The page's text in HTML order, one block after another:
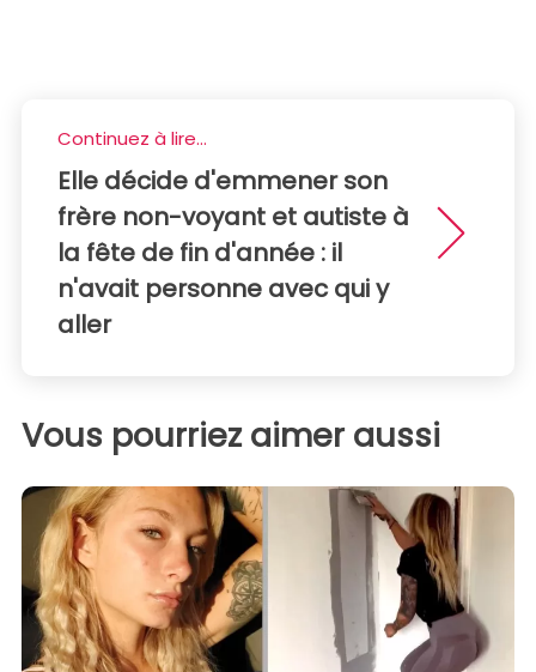
Continuez à lire...
Elle décide d'emmener son
frère non-voyant et autiste à
la fête de fin d'année : il
n'avait personne avec qui y
aller
Vous pourriez aimer aussi